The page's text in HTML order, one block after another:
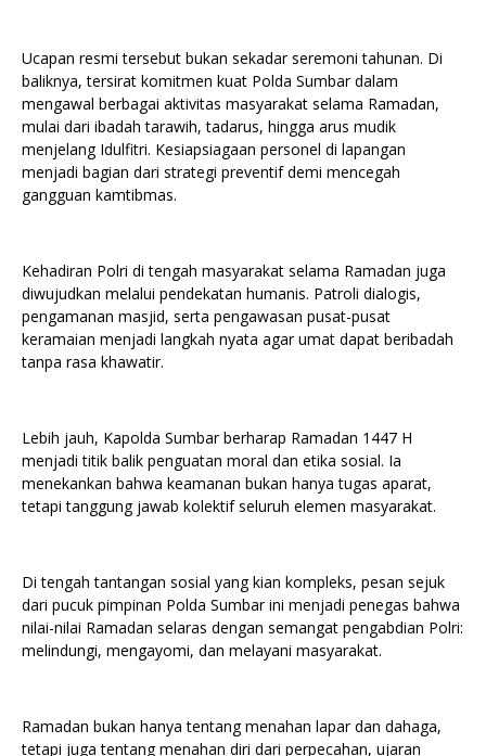
Ucapan resmi tersebut bukan sekadar seremoni tahunan. Di
baliknya, tersirat komitmen kuat Polda Sumbar dalam
mengawal berbagai aktivitas masyarakat selama Ramadan,
mulai dari ibadah tarawih, tadarus, hingga arus mudik
menjelang Idulfitri. Kesiapsiagaan personel di lapangan
menjadi bagian dari strategi preventif demi mencegah
gangguan kamtibmas.
Kehadiran Polri di tengah masyarakat selama Ramadan juga
diwujudkan melalui pendekatan humanis. Patroli dialogis,
pengamanan masjid, serta pengawasan pusat-pusat
keramaian menjadi langkah nyata agar umat dapat beribadah
tanpa rasa khawatir.
Lebih jauh, Kapolda Sumbar berharap Ramadan 1447 H
menjadi titik balik penguatan moral dan etika sosial. Ia
menekankan bahwa keamanan bukan hanya tugas aparat,
tetapi tanggung jawab kolektif seluruh elemen masyarakat.
Di tengah tantangan sosial yang kian kompleks, pesan sejuk
dari pucuk pimpinan Polda Sumbar ini menjadi penegas bahwa
nilai-nilai Ramadan selaras dengan semangat pengabdian Polri:
melindungi, mengayomi, dan melayani masyarakat.
Ramadan bukan hanya tentang menahan lapar dan dahaga,
tetapi juga tentang menahan diri dari perpecahan, ujaran